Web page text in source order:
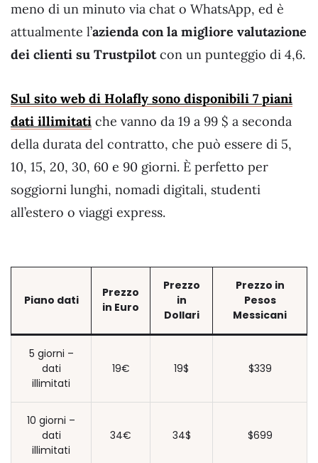
meno di un minuto via chat o WhatsApp, ed è
attualmente l’azienda con la migliore valutazione
dei clienti su Trustpilotcon un punteggio di 4,6.
Sul sito web di Holafly sono disponibili 7 piani
dati illimitati che vanno da 19 a 99 $ a seconda
della durata del contratto, che può essere di 5,
10, 15, 20, 30, 60 e 90 giorni. È perfetto per
soggiorni lunghi, nomadi digitali, studenti
all’estero o viaggi express.
Piano dati
Prezzo
in Euro
Prezzo
in
Dollari
Prezzo in
Pesos
Messicani
5 giorni –
dati
illimitati
19€ 19$ $339
10 giorni –
dati
illimitati
34€ 34$ $699